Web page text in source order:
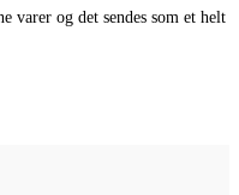
varer og det sendes som et helt